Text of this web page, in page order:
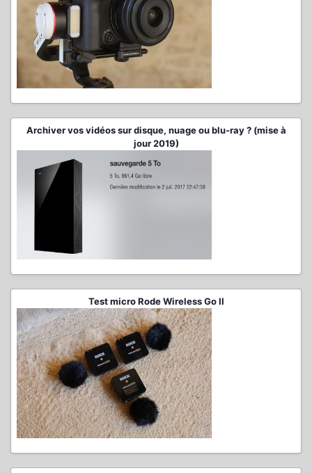
Archiver vos vidéos sur disque, nuage ou blu-ray ? (mise à
jour 2019)
Test micro Rode Wireless Go II